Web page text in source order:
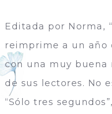
Editada por Norma,
reimprime a un año
con una muy buena
de sus lectores. No
“Sólo tres